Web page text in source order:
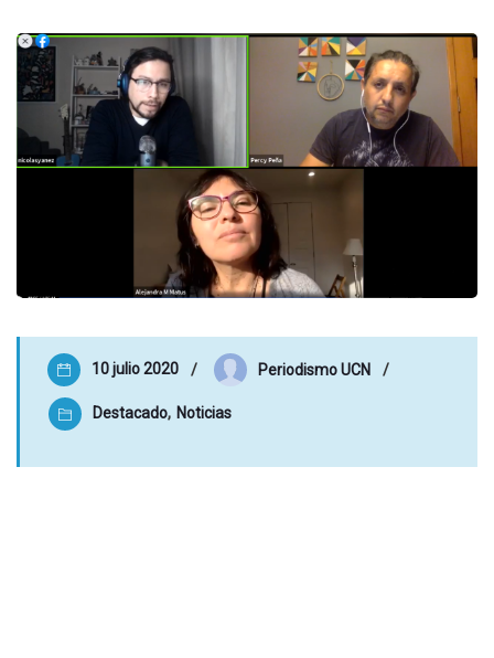
10 julio 2020 Periodismo UCN
Destacado, Noticias